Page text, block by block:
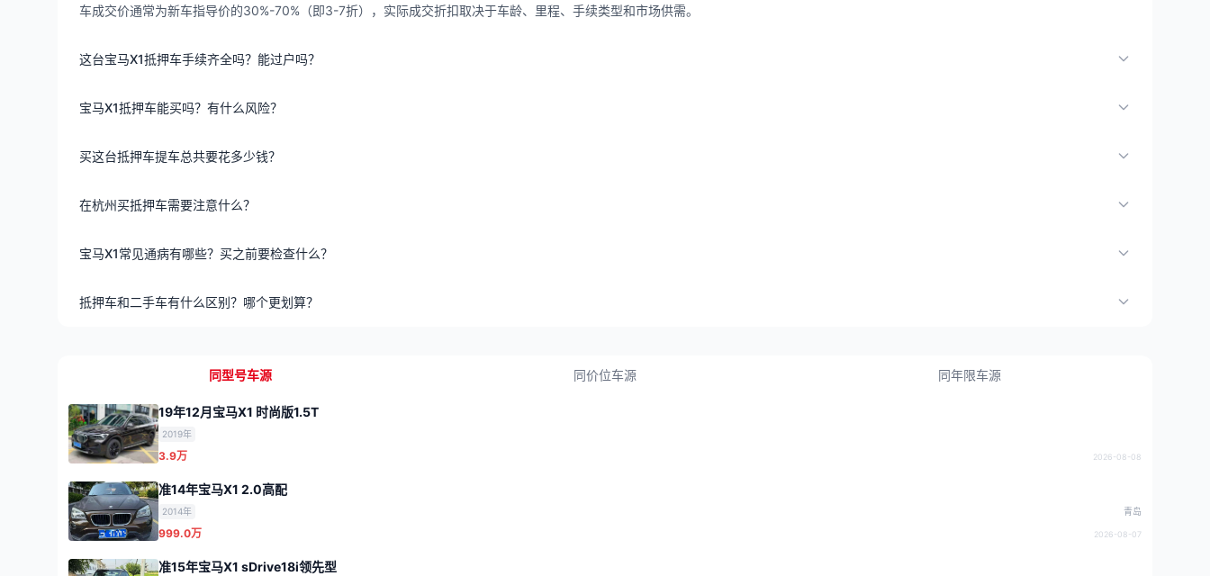
车成交价通常为新车指导价的30%-70%（即3-7折），实际成交折扣取决于车龄、里程、手续类型和市场供需。
这台宝马X1抵押车手续齐全吗？能过户吗？
宝马X1抵押车能买吗？有什么风险？
买这台抵押车提车总共要花多少钱？
在杭州买抵押车需要注意什么？
宝马X1常见通病有哪些？买之前要检查什么？
抵押车和二手车有什么区别？哪个更划算？
同型号车源 同价位车源 同年限车源
19年12月宝马X1 时尚版1.5T
2019年
3.9万 2026-08-08
准14年宝马X1 2.0高配
2014年 青岛
999.0万 2026-08-07
准15年宝马X1 sDrive18i领先型